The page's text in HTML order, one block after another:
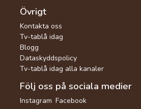
Övrigt
Kontakta oss
Tv-tablå idag
Blogg
Dataskyddspolicy
Tv-tablå idag alla kanaler
Följ oss på sociala medier
Instagram Facebook